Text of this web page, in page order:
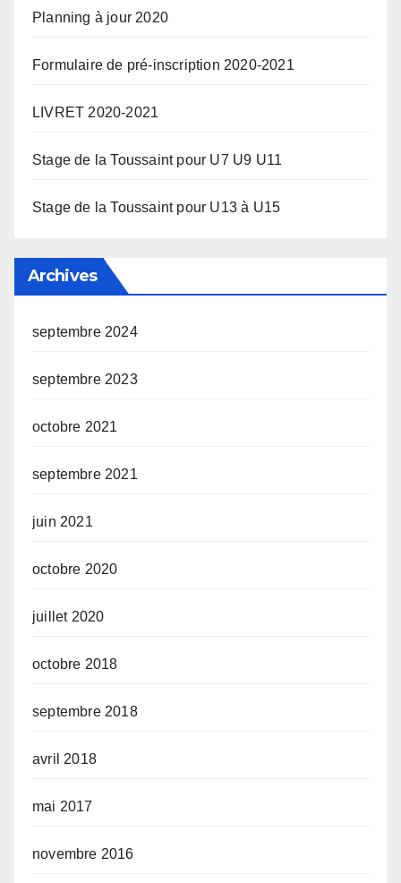
Planning à jour 2020
Formulaire de pré-inscription 2020-2021
LIVRET 2020-2021
Stage de la Toussaint pour U7 U9 U11
Stage de la Toussaint pour U13 à U15
Archives
septembre 2024
septembre 2023
octobre 2021
septembre 2021
juin 2021
octobre 2020
juillet 2020
octobre 2018
septembre 2018
avril 2018
mai 2017
novembre 2016